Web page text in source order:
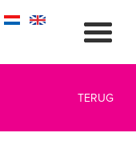
TERUG